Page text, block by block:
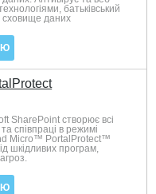
батьківський
сховище даних
SharePoint створює всі
співпраці в режимі
Micro™ PortalProtect™
шкідливих програм,